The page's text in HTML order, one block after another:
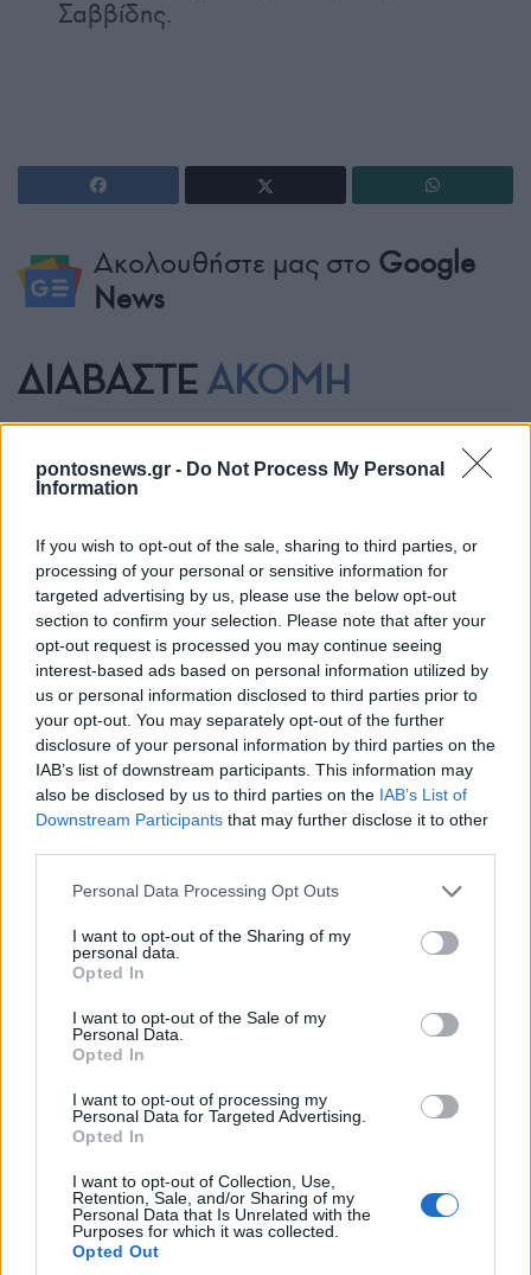
pontosnews.gr - Do Not Process My Personal
Information
If you wish to opt-out of the sale, sharing to third parties, or
processing of your personal or sensitive information for
targeted advertising by us, please use the below opt-out
section to confirm your selection. Please note that after your
opt-out request is processed you may continue seeing
interest-based ads based on personal information utilized by
us or personal information disclosed to third parties prior to
your opt-out. You may separately opt-out of the further
disclosure of your personal information by third parties on the
IAB’s list of downstream participants. This information may
also be disclosed by us to third parties on the IAB’s List of
Downstream Participants that may further disclose it to other
Please note that this website/app uses one or more Google
not limited to your visit or usage behaviour. You may click to
grant or deny consent to Google and its third-party tags to
use your data for below specified purposes in below Google
consent section.
Personal Data Processing Opt Outs
I want to opt-out of the Sharing of my
personal data.
Opted In
I want to opt-out of the Sale of my
Personal Data.
Opted In
I want to opt-out of processing my
Personal Data for Targeted Advertising.
Opted In
I want to opt-out of Collection, Use,
Retention, Sale, and/or Sharing of my
Personal Data that Is Unrelated with the
Purposes for which it was collected.
Opted Out
Σαββίδης.
Ακολουθήστε μας στο Google
News
ΔΙΑΒΑΣΤΕ ΑΚΟΜΗ
ΟΜΟΓΕΝΕΙΑ
Ελληνοαμερικανός διεκδικεί τη δημαρχία του
Σικάγου – Ποιος είναι ο Αλέξης Γιαννούλιας
6/08/2026 - 4:10μμ
Μελβούρνη: Επιπλέον 6,02 εκατ. δολάρια στην
Ελληνική Κοινότητα μετά από δικαστική μάχη
πέντε ετών
5/08/2026 - 2:07μμ